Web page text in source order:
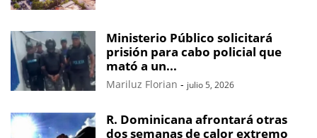
Ministerio Público solicitará
prisión para cabo policial que
mató a un...
Mariluz Florian - julio 5, 2026
R. Dominicana afrontará otras
dos semanas de calor extremo